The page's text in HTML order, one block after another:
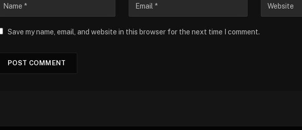
Save my name, email, and website in this browser for the next time I comment.